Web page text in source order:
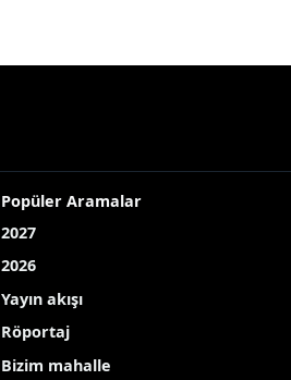
Popüler Aramalar
2027
2026
Yayın akışı
Röportaj
Bizim mahalle